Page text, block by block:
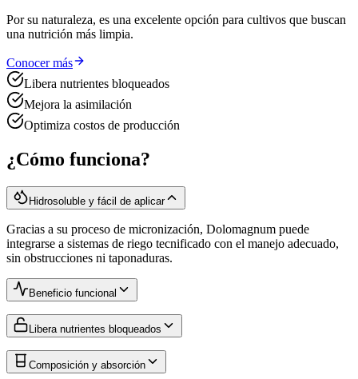
Por su naturaleza, es una excelente opción para cultivos que buscan
una nutrición más limpia.
Conocer más
Libera nutrientes bloqueados
Mejora la asimilación
Optimiza costos de producción
¿Cómo funciona?
Hidrosoluble y fácil de aplicar
Gracias a su proceso de micronización, Dolomagnum puede
integrarse a sistemas de riego tecnificado con el manejo adecuado,
sin obstrucciones ni taponaduras.
Beneficio funcional
Libera nutrientes bloqueados
Composición y absorción